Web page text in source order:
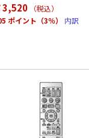
3,520
（税込）
ポイント（3％）
内訳